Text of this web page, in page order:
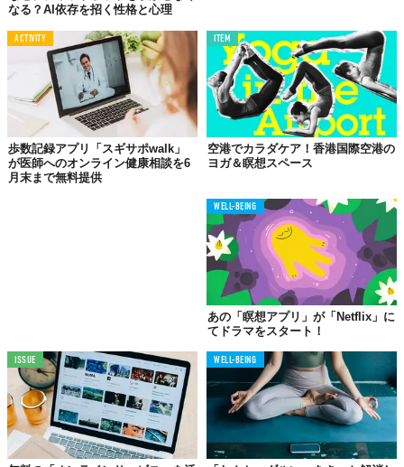
『瞑想アプリ「MEISOON」の無料公開』
誰でも、どこでも、今すぐ瞑想!
【対応端末】iOS10.0以上のiPhoneおよびAndroid4.4以上
※iPad、iPod touchは動作保証外
【無料期間】～5月31日（日）
【期間限定の無料配信例】
「瞑想（瞑想する）4曲」
はじまりの瞑想／寝っころがり瞑想／ストレスを解放する
瞑想／#OneSilent
「Voice yoga（ヨガをする）4曲」
なる？AI依存を招く性格と心理
ACTIVITY
歩数記録アプリ「スギサポwalk」
が医師へのオンライン健康相談を6
月末まで無料提供
ITEM
空港でカラダケア！香港国際空港の
ヨガ＆瞑想スペース
WELL-BEING
あの「瞑想アプリ」が「Netflix」に
てドラマをスタート！
ISSUE WELL-BEING